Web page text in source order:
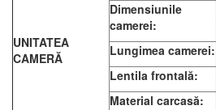
UNITATEA
CAMERĂ
Dimensiunile
camerei:
Lungimea camerei:
Lentila frontală:
Material carcasă: